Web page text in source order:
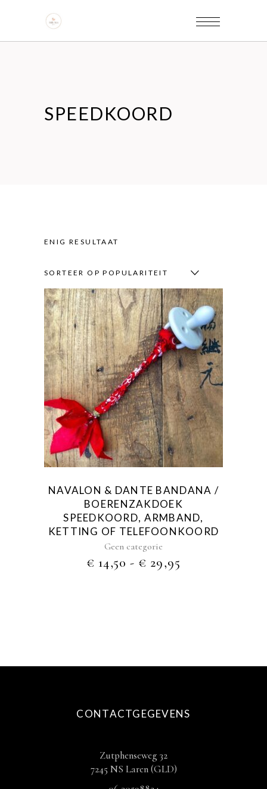
SPEEDKOORD
ENIG RESULTAAT
SORTEER OP POPULARITEIT
Dit
product
heeft
meerdere
variaties.
Deze
optie
kan
worden
op
de
productpagina
NAVALON & DANTE BANDANA /
BOERENZAKDOEK
SPEEDKOORD, ARMBAND,
KETTING OF TELEFOONKOORD
Geen categorie
€ 14,50 - € 29,95
CONTACTGEGEVENS
Zutphenseweg 32
7245 NS Laren (GLD)